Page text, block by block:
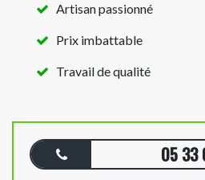
Artisan passionné
Prix imbattable
Travail de qualité
05 33